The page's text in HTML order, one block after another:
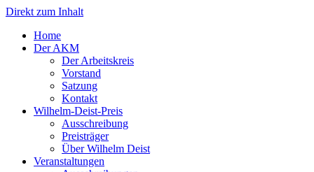
Direkt zum Inhalt
Home
Der AKM
Der Arbeitskreis
Vorstand
Satzung
Kontakt
Wilhelm-Deist-Preis
Ausschreibung
Preisträger
Über Wilhelm Deist
Veranstaltungen